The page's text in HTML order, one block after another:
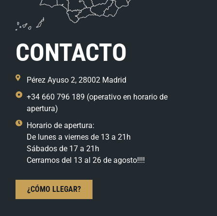
CONTACTO
Pérez Ayuso 2, 28002 Madrid
+34 660 796 189 (operativo en horario de
apertura)
Horario de apertura:
De lunes a viernes de 13 a 21h
Sábados de 17 a 21h
Cerramos del 13 al 26 de agosto!!!!
¿CÓMO LLEGAR?